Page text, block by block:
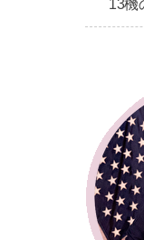
13機